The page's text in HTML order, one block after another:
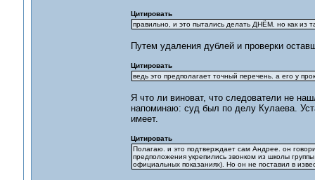
Цитировать
правильно, и это пытались делать ДНЁМ. но как
Путем удаления дублей и проверки
Цитировать
ведь это предполагает точный перечень. а его у
Я что ли виноват, что следователи не
напоминаю: суд был по делу Кулаева.
имеет.
Цитировать
Полагаю. и это подтверждает сам Андрее. он
предположения укрепились звонком из школы
официальных показаниях). Но он не поставил в